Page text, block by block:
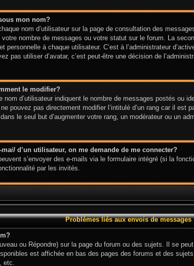
mon nom?
nom d’utilisateur sur la page de consultation des
nombre de messages ou votre statut sur le forum. La
personnelle à chaque utilisateur. C’est à l’administrateur
pas utiliser d’avatar, c’est peut-être une décision de
le modifier?
nom d’utilisateur indiquent le nombre de messages postés ou
pouvez pas directement modifier l’intitulé d’un rang car il est
le seul but d’augmenter votre rang, un modérateur ou un
mail d’un utilisateur, on me demande de me connecter?
s’envoyer des e-mails via le formulaire intégré (si la
par les invités.
Problèmes liés aux envois de messages
ou Répondre) sur la page du forum ou des sujets. Il se
est affichée en bas des pages des forums et des
etc.